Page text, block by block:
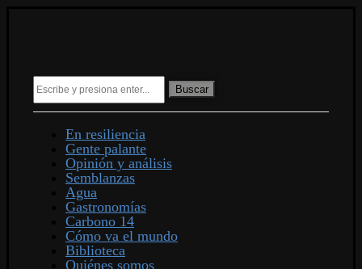
Buscar
En resiliencia
Gente palante
Opinión y análisis
Semblanzas
Agua
Gastronomías
Carbono 14
Cómo va el mundo
Biblioteca
Quiénes somos